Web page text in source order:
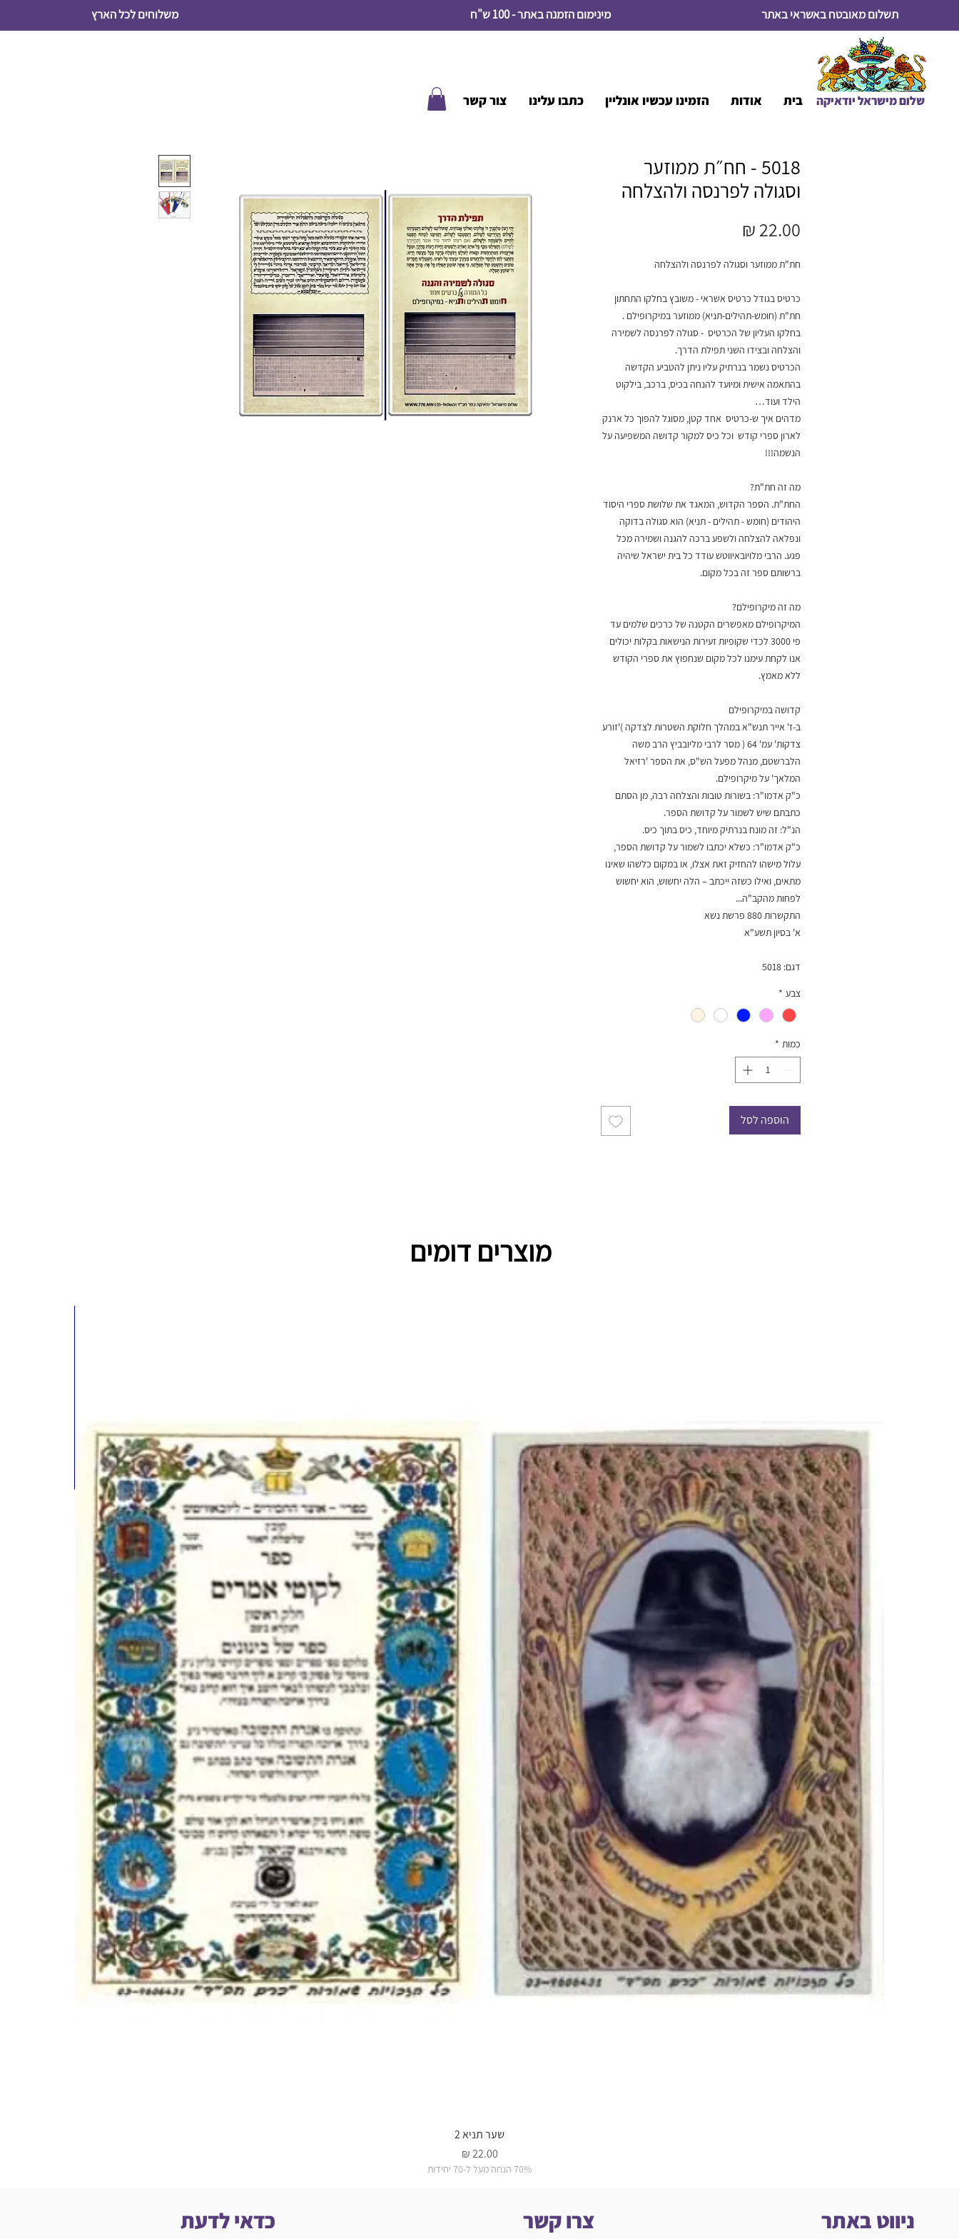
משלוחים לכל הארץ מינימום הזמנה באתר - 100 ש"ח תשלום מאובטח באשראי באתר
שלום מישראל יודאיקה בית אודות הזמינו עכשיו אונליין כתבו עלינו צור קשר
5018 - חח״ת ממוזער
וסגולה לפרנסה ולהצלחה
חת"ת ממוזער וסגולה לפרנסה ולהצלחה
כרטיס בגודל כרטיס אשראי - משובץ בחלקו התחתון
חת"ת (חומש-תהילים-תניא) ממוזער במיקרופילם .
בחלקו העליון של הכרטיס - סגולה לפרנסה לשמירה
והצלחה ובצידו השני תפילת הדרך.
הכרטיס נשמר בנרתיק עליו ניתן להטביע הקדשה
בהתאמה אישית ומיועד להנחה בכיס, ברכב, בילקוט
הילד ועוד…
מדהים איך ש-כרטיס אחד קטן, מסוגל להפוך כל ארנק
לארון ספרי קודש וכל כיס למקור קדושה המשפיעה על
הנשמה!!!
מה זה חת"ת?
החת"ת. הספר הקדוש, המאגד את שלושת ספרי היסוד
היהודים (חומש - תהילים - תניא) הוא סגולה בדוקה
ונפלאה להצלחה ולשפע ברכה להגנה ושמירה מכל
פגע. הרבי מלויובאיווטש עודד כל בית ישראל שיהיה
ברשותם ספר זה בכל מקום.
מה זה מיקרופילם?
המיקרופילם מאפשרים הקטנה של כרכים שלמים עד
פי 3000 לכדי שקופיות זעירות הנישאות בקלות יכולים
אנו לקחת עימנו לכל מקום שנחפוץ את ספרי הקודש
ללא מאמץ.
קדושה במיקרופילם
ב-ז' אייר תנש"א במהלך חלוקת השטרות לצדקה )'זורע
צדקות' עמ' 64 ( מסר לרבי מליובביץ הרב משה
הלברשטם, מנהל מפעל הש"ס, את הספר 'רזיאל
המלאך' על מיקרופילם.
כ"ק אדמו"ר: בשורות טובות והצלחה רבה, מן הסתם
כתבתם שיש לשמור על קדושת הספר.
הנ"ל: זה מונח בנרתיק מיוחד, כיס בתוך כיס.
כ"ק אדמו"ר: כשלא יכתבו לשמור על קדושת הספר,
עלול מישהו להחזיק זאת אצלו, או במקום כלשהו שאינו
מתאים, ואילו כשזה ייכתב – הלה יחשוש, הוא יחשוש
לפחות מהקב"ה...
התקשרות 880 פרשת נשא
א' בסיון תשע"א
דגם: 5018
צבע *
כמות *
הוספה לסל
מוצרים דומים
שער תניא 2
מחיר‏22.00 ‏₪
70% הנחה מעל ל-70 יחידות
כדאי לדעת צרו קשר ניווט באתר